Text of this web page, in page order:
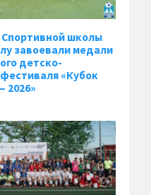
школы
завоевали медали
детско-
«Кубок
2026»